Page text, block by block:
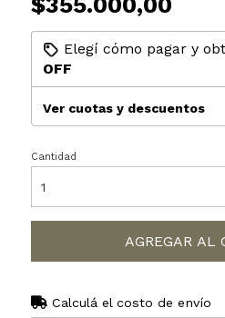
Elegí cómo pagar y
OFF
Ver cuotas y descuentos
Cantidad
AGREGAR AL
Calculá el costo de envío